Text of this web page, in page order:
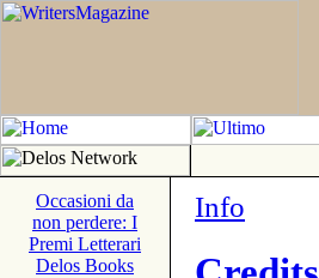
Occasioni da
non perdere: I
Premi Letterari
Delos Books
Info